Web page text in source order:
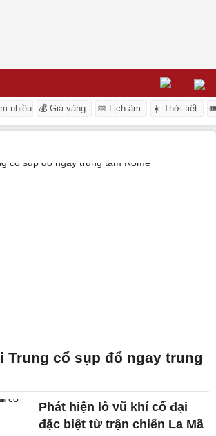
nhiều 💰 Giá vàng 📅 Lịch âm ☀️ Thời tiết
Trung cổ sụp đổ ngay trung
Phát hiện lô vũ khí cổ đại
đặc biệt từ trận chiến La Mã